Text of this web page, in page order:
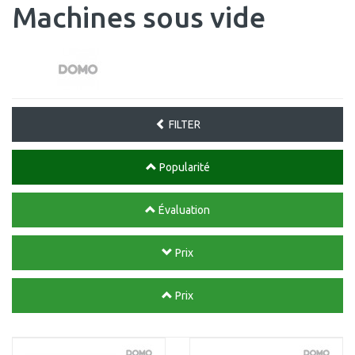
Machines sous vide
FILTER
Popularité
Évaluation
Prix
Prix